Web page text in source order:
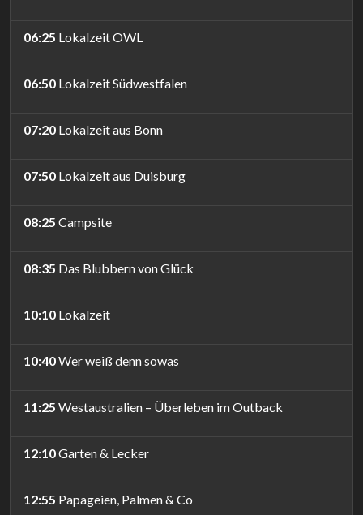
06:25 Lokalzeit OWL
06:50 Lokalzeit Südwestfalen
07:20 Lokalzeit aus Bonn
07:50 Lokalzeit aus Duisburg
08:25 Campsite
08:35 Das Blubbern von Glück
10:10 Lokalzeit
10:40Wer weiß denn sowas
11:25 Westaustralien – Überleben im Outback
12:10Garten & Lecker
12:55 Papageien, Palmen & Co